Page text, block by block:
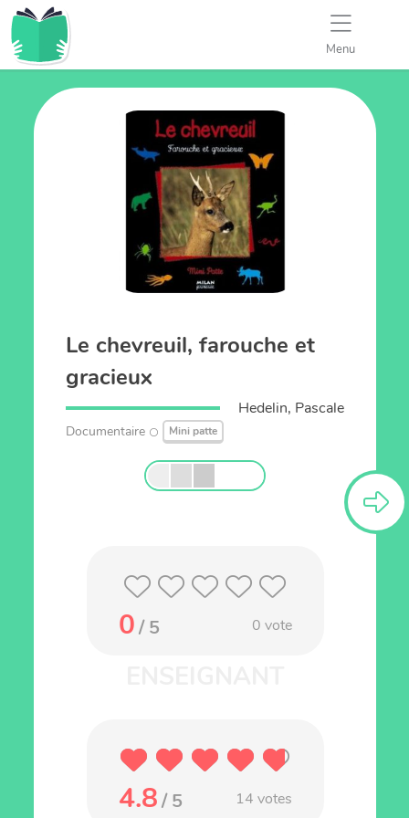
Menu
Le chevreuil, farouche et
gracieux
Hedelin, Pascale
Documentaire Mini patte
0/ 5 0 vote
4.8/ 5 14 votes